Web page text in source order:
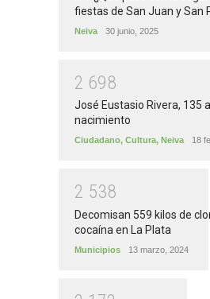
fiestas de San Juan y San
Neiva 30 junio, 2025
2 698
José Eustasio Rivera, 135
nacimiento
Ciudadano, Cultura, Neiva 18
2 538
Decomisan 559 kilos de
cocaína en La Plata
Municipios 13 marzo, 2024